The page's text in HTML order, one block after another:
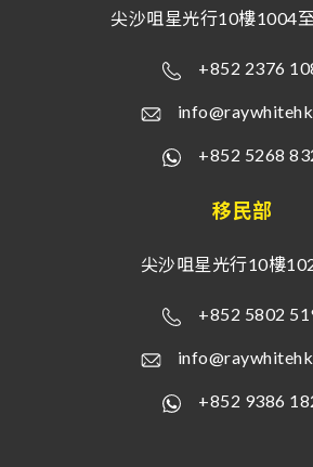
尖沙咀星光行10樓1004
+852 2376
+852 5268
移民部
尖沙咀星光行10樓
+852 5802
+852 9386